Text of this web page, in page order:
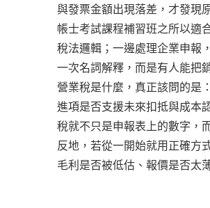
與發票金額出現落差，才發現
帳士考試課程補習班之所以適
稅法邏輯；一邊處理企業申報
一次名詞解釋，而是有人能把
營業稅是什麼，真正該問的是
進項是否支援未來扣抵與成本
稅就不只是申報表上的數字，
反地，若從一開始就用正確方
毛利是否被低估、報價是否太